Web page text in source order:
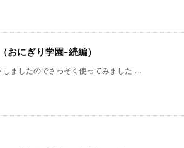
おにぎり学園-続編）
ましたのでさっそく使ってみました ...